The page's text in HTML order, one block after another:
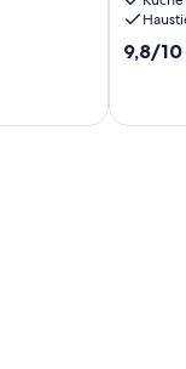
OT
9.8
9,8/10